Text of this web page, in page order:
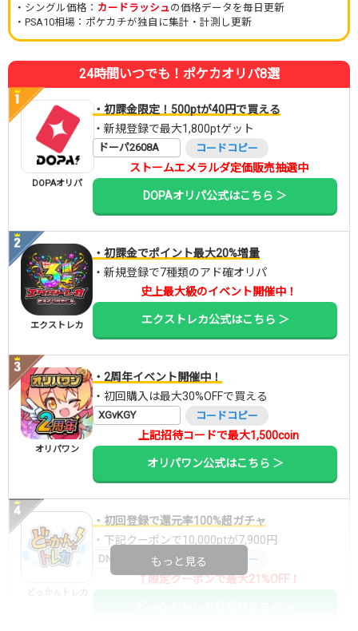
・シングル価格： カードラッシュの価格データを毎日更新
・PSA10相場：ポケカチが独自に集計・計測し更新
24時間いつでも！ポケカオリパ8選
DOPAオリパ
・初課金限定！500ptが40円で買える
・新規登録で最大1,800ptゲット
ドーパ2608A コードコピー
ストームエメラルダ定価販売抽選中
DOPAオリパ公式はこちら ＞
エクストレカ
・初課金でポイント最大20%増量
・新規登録で7種類のアド確オリパ
史上最大級のイベント開催中！
エクストレカ公式はこちら ＞
オリパワン
・2周年イベント開催中！
・初回購入は最大30%OFFで買える
XGvKGY コードコピー
上記招待コードで最大1,500coin
オリパワン公式はこちら ＞
・初回登録で還元率100%超ガチャ
・下記クーポンで10,000ptが7,900円
DNGBIF4X コードコピー
↑限定クーポンで最大21%OFF！
もっと見る